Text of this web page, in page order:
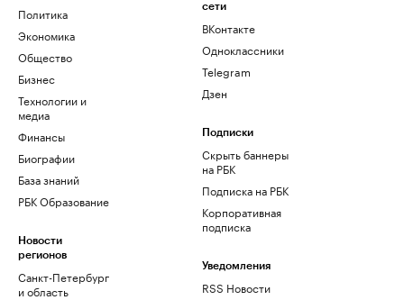
Политика
Экономика
Общество
Бизнес
Технологии и
медиа
Финансы
Биографии
База знаний
РБК Образование
Новости
регионов
Санкт-Петербург
и область
сети
ВКонтакте
Одноклассники
Telegram
Дзен
Подписки
Скрыть баннеры
на РБК
Подписка на РБК
Корпоративная
подписка
Уведомления
RSS Новости